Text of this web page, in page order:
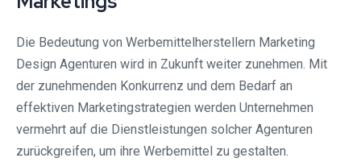
Die Bedeutung von Werbemittelherstellern Marketing
Design Agenturen wird in Zukunft weiter zunehmen. Mit
der zunehmenden Konkurrenz und dem Bedarf an
effektiven Marketingstrategien werden Unternehmen
vermehrt auf die Dienstleistungen solcher Agenturen
zurückgreifen, um ihre Werbemittel zu gestalten.